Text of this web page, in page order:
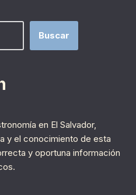
Buscar
en El Salvador,
y el conocimiento de esta
y oportuna información